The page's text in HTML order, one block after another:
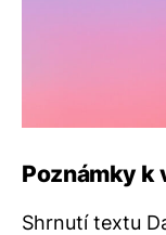
Poznámky k
Shrnutí textu